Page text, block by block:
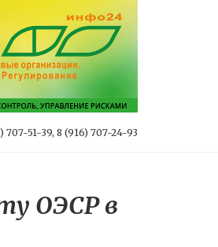
707-51-39, 8 (916) 707-24-93
ОЭСР в